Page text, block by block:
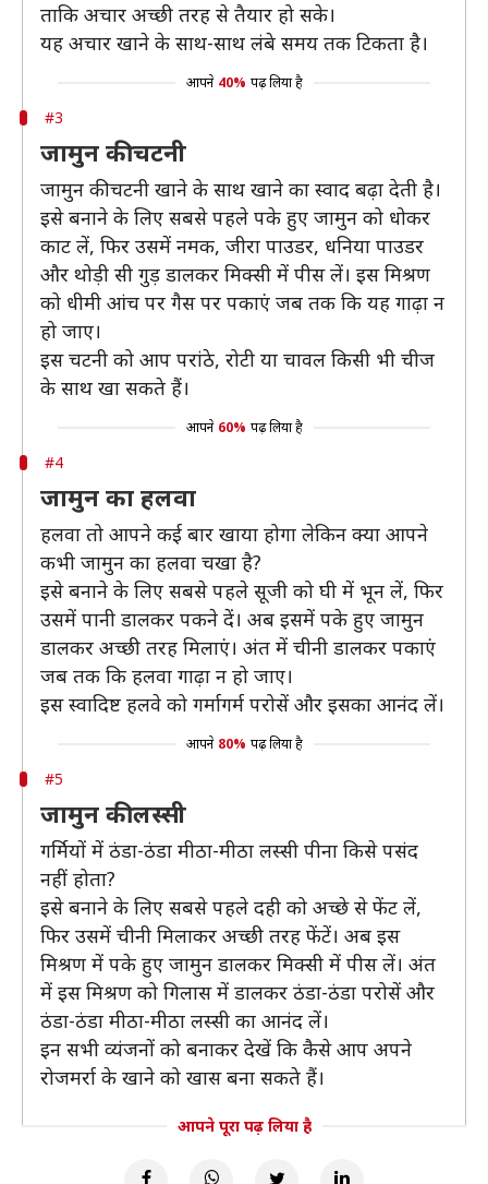
ताकि अचार अच्छी तरह से तैयार हो सके।
यह अचार खाने के साथ-साथ लंबे समय तक टिकता है।
आपने 40% पढ़ लिया है
#3
जामुन की चटनी
जामुन की चटनी खाने के साथ खाने का स्वाद बढ़ा देती है।
इसे बनाने के लिए सबसे पहले पके हुए जामुन को धोकर
काट लें, फिर उसमें नमक, जीरा पाउडर, धनिया पाउडर
और थोड़ी सी गुड़ डालकर मिक्सी में पीस लें। इस मिश्रण
को धीमी आंच पर गैस पर पकाएं जब तक कि यह गाढ़ा न
हो जाए।
इस चटनी को आप परांठे, रोटी या चावल किसी भी चीज
के साथ खा सकते हैं।
आपने 60% पढ़ लिया है
#4
जामुन का हलवा
हलवा तो आपने कई बार खाया होगा लेकिन क्या आपने
कभी जामुन का हलवा चखा है?
इसे बनाने के लिए सबसे पहले सूजी को घी में भून लें, फिर
उसमें पानी डालकर पकने दें। अब इसमें पके हुए जामुन
डालकर अच्छी तरह मिलाएं। अंत में चीनी डालकर पकाएं
जब तक कि हलवा गाढ़ा न हो जाए।
इस स्वादिष्ट हलवे को गर्मागर्म परोसें और इसका आनंद लें।
आपने 80% पढ़ लिया है
#5
जामुन की लस्सी
गर्मियों में ठंडा-ठंडा मीठा-मीठा लस्सी पीना किसे पसंद
नहीं होता?
इसे बनाने के लिए सबसे पहले दही को अच्छे से फेंट लें,
फिर उसमें चीनी मिलाकर अच्छी तरह फेंटें। अब इस
मिश्रण में पके हुए जामुन डालकर मिक्सी में पीस लें। अंत
में इस मिश्रण को गिलास में डालकर ठंडा-ठंडा परोसें और
ठंडा-ठंडा मीठा-मीठा लस्सी का आनंद लें।
इन सभी व्यंजनों को बनाकर देखें कि कैसे आप अपने
रोजमर्रा के खाने को खास बना सकते हैं।
आपने पूरा पढ़ लिया है